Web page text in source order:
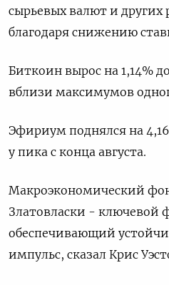
сырьевых валют и других
благодаря снижению
Биткоин вырос на 1,14%
вблизи максимумов
Эфириум поднялся на
у пика с конца августа.
Макроэкономический
Златовласки - ключевой
обеспечивающий
импульс, сказал Крис